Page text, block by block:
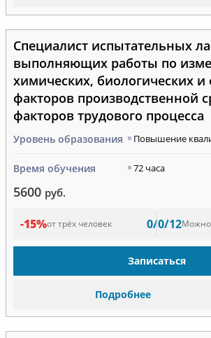
Специалист испытательных
выполняющих работы по
химических, биологических и
факторов производственной
факторов трудового процесса
Уровень образования Повышение
Время обучения 72 часа
5600 руб.
-15%от трёх человек 0/0/12Можно
Записаться
Подробнее